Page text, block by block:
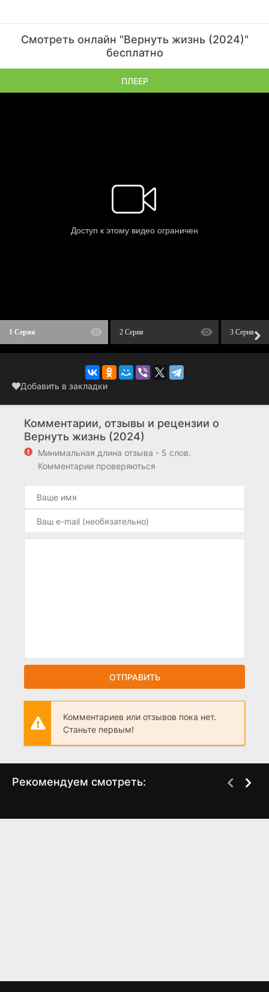
Смотреть онлайн "Вернуть жизнь (2024)"
бесплатно
ПЛЕЕР
1 Серия 2 Серия 3 Серия
Добавить в закладки
Комментарии, отзывы и рецензии о
Вернуть жизнь (2024)
Минимальная длина отзыва - 5 слов.
Комментарии проверяються
ОТПРАВИТЬ
Комментариев или отзывов пока нет.
Станьте первым!
Рекомендуем смотреть: